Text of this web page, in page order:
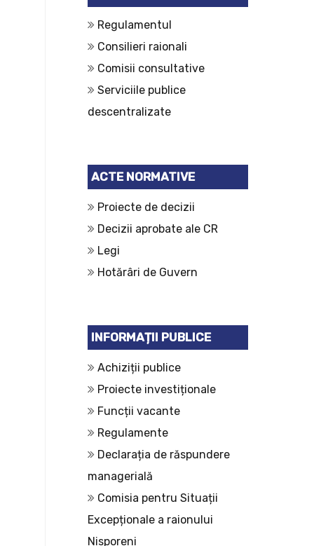
Regulamentul
Consilieri raionali
Comisii consultative
Serviciile publice
descentralizate
ACTE NORMATIVE
Proiecte de decizii
Decizii aprobate ale CR
Legi
Hotărâri de Guvern
INFORMAȚII PUBLICE
Achiziții publice
Proiecte investiționale
Funcții vacante
Regulamente
Declarația de răspundere
managerială
Comisia pentru Situații
Excepționale a raionului
Nisporeni